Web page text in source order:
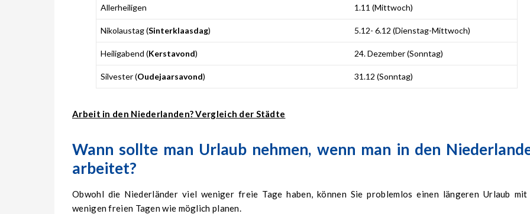
Allerheiligen 1.11 (Mittwoch)
Nikolaustag (Sinterklaasdag) 5.12- 6.12 (Dienstag-Mittwoch)
Heiligabend (Kerstavond) 24. Dezember (Sonntag)
Silvester (Oudejaarsavond) 31.12 (Sonntag)
Arbeit in den Niederlanden? Vergleich der Städte
Wann sollte man Urlaub nehmen, wenn man in den
arbeitet?
Obwohl die Niederländer viel weniger freie Tage haben, können Sie problemlos einen längeren Urlaub
wenigen freien Tagen wie möglich planen.